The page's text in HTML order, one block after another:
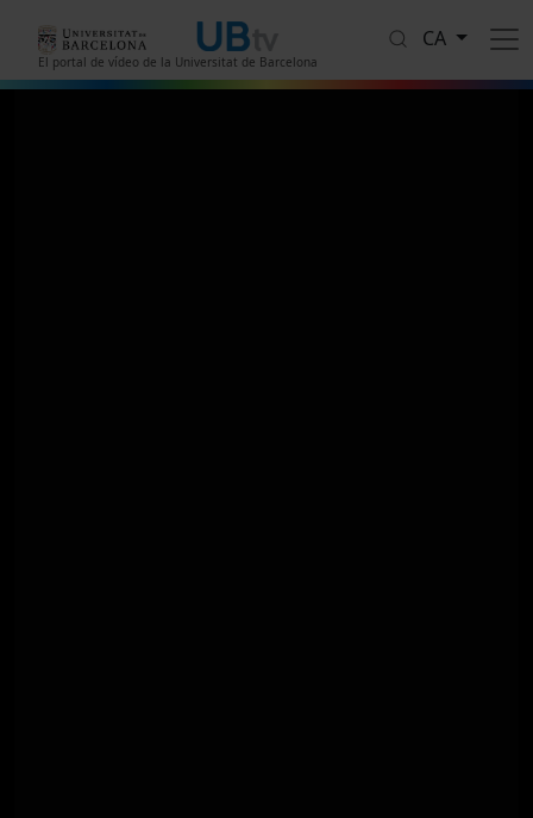
El portal de vídeo de la Universitat de Barcelona
CA